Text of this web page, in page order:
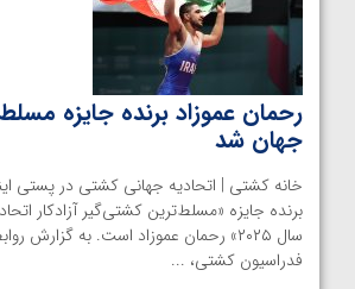
رحمان عموزاد برنده جایزه مسلط
جهان شد
خانه کشتی | اتحادیه جهانی کشتی در پستی
برنده جایزه «مسلط‌ترین کشتی‌گیر آزادکار
سال ۲۰۲۵» رحمان عموزاد است. به گزارش
فدراسیون کشتی، ...